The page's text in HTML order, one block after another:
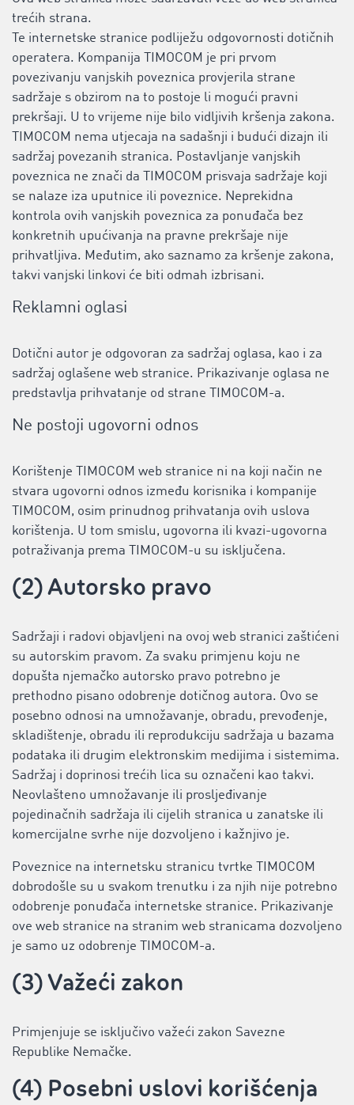
trećih strana.
Te internetske stranice podliježu odgovornosti dotičnih
operatera. Kompanija TIMOCOM je pri prvom
povezivanju vanjskih poveznica provjerila strane
sadržaje s obzirom na to postoje li mogući pravni
prekršaji. U to vrijeme nije bilo vidljivih kršenja zakona.
TIMOCOM nema utjecaja na sadašnji i budući dizajn ili
sadržaj povezanih stranica. Postavljanje vanjskih
poveznica ne znači da TIMOCOM prisvaja sadržaje koji
se nalaze iza uputnice ili poveznice. Neprekidna
kontrola ovih vanjskih poveznica za ponuđača bez
konkretnih upućivanja na pravne prekršaje nije
prihvatljiva. Međutim, ako saznamo za kršenje zakona,
takvi vanjski linkovi će biti odmah izbrisani.
Reklamni oglasi
Dotični autor je odgovoran za sadržaj oglasa, kao i za
sadržaj oglašene web stranice. Prikazivanje oglasa ne
predstavlja prihvatanje od strane TIMOCOM-a.
Ne postoji ugovorni odnos
Korištenje TIMOCOM web stranice ni na koji način ne
stvara ugovorni odnos između korisnika i kompanije
TIMOCOM, osim prinudnog prihvatanja ovih uslova
korištenja. U tom smislu, ugovorna ili kvazi-ugovorna
potraživanja prema TIMOCOM-u su isključena.
(2) Autorsko pravo
Sadržaji i radovi objavljeni na ovoj web stranici zaštićeni
su autorskim pravom. Za svaku primjenu koju ne
dopušta njemačko autorsko pravo potrebno je
prethodno pisano odobrenje dotičnog autora. Ovo se
posebno odnosi na umnožavanje, obradu, prevođenje,
skladištenje, obradu ili reprodukciju sadržaja u bazama
podataka ili drugim elektronskim medijima i sistemima.
Sadržaj i doprinosi trećih lica su označeni kao takvi.
Neovlašteno umnožavanje ili prosljeđivanje
pojedinačnih sadržaja ili cijelih stranica u zanatske ili
komercijalne svrhe nije dozvoljeno i kažnjivo je.
Poveznice na internetsku stranicu tvrtke TIMOCOM
dobrodošle su u svakom trenutku i za njih nije potrebno
odobrenje ponuđača internetske stranice. Prikazivanje
ove web stranice na stranim web stranicama dozvoljeno
je samo uz odobrenje TIMOCOM-a.
(3) Važeći zakon
Primjenjuje se isključivo važeći zakon Savezne
Republike Nemačke.
(4) Posebni uslovi korišćenja